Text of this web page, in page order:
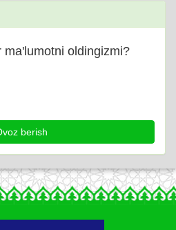
ma'lumotni oldingizmi?